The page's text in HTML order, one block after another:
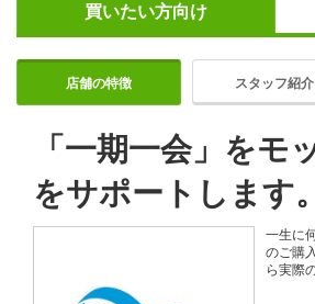
買いたい方向け
店舗の特徴 スタッフ紹介
「一期一会」をモ
をサポートします。
一生に
のご購
ら実際